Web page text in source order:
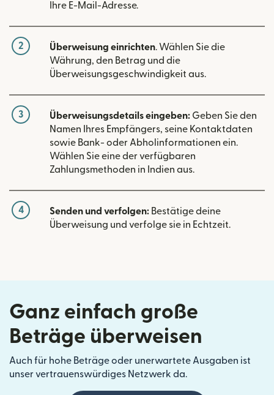
Ihre E-Mail-Adresse.
2 Überweisung einrichten. Wählen Sie die
Währung, den Betrag und die
Überweisungsgeschwindigkeit aus.
3 Überweisungsdetails eingeben: Geben Sie den
Namen Ihres Empfängers, seine Kontaktdaten
sowie Bank- oder Abholinformationen ein.
Wählen Sie eine der verfügbaren
Zahlungsmethoden in Indien aus.
4 Senden und verfolgen: Bestätige deine
Überweisung und verfolge sie in Echtzeit.
Ganz einfach große
Beträge überweisen
Auch für hohe Beträge oder unerwartete Ausgaben ist
unser vertrauenswürdiges Netzwerk da.